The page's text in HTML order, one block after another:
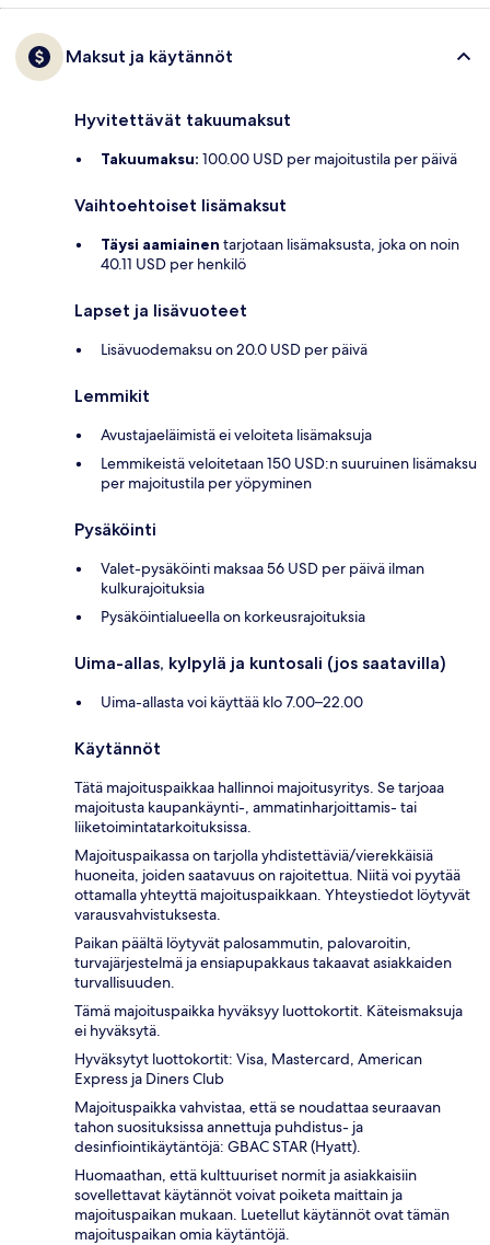
Maksut ja käytännöt
Hyvitettävät takuumaksut
Takuumaksu: 100.00 USD per majoitustila per päivä
Vaihtoehtoiset lisämaksut
Täysi aamiainen tarjotaan lisämaksusta, joka on noin
40.11 USD per henkilö
Lapset ja lisävuoteet
Lisävuodemaksu on 20.0 USD per päivä
Lemmikit
Avustajaeläimistä ei veloiteta lisämaksuja
Lemmikeistä veloitetaan 150 USD:n suuruinen lisämaksu
per majoitustila per yöpyminen
Pysäköinti
Valet-pysäköinti maksaa 56 USD per päivä ilman
kulkurajoituksia
Pysäköintialueella on korkeusrajoituksia
Uima-allas, kylpylä ja kuntosali (jos saatavilla)
Uima-allasta voi käyttää klo 7.00–22.00
Käytännöt
Tätä majoituspaikkaa hallinnoi majoitusyritys. Se tarjoaa
majoitusta kaupankäynti-, ammatinharjoittamis- tai
liiketoimintatarkoituksissa.
Majoituspaikassa on tarjolla yhdistettäviä/vierekkäisiä
huoneita, joiden saatavuus on rajoitettua. Niitä voi pyytää
ottamalla yhteyttä majoituspaikkaan. Yhteystiedot löytyvät
varausvahvistuksesta.
Paikan päältä löytyvät palosammutin, palovaroitin,
turvajärjestelmä ja ensiapupakkaus takaavat asiakkaiden
turvallisuuden.
Tämä majoituspaikka hyväksyy luottokortit. Käteismaksuja
ei hyväksytä.
Hyväksytyt luottokortit: Visa, Mastercard, American
Express ja Diners Club
Majoituspaikka vahvistaa, että se noudattaa seuraavan
tahon suosituksissa annettuja puhdistus- ja
desinfiointikäytäntöjä: GBAC STAR (Hyatt).
Huomaathan, että kulttuuriset normit ja asiakkaisiin
sovellettavat käytännöt voivat poiketa maittain ja
majoituspaikan mukaan. Luetellut käytännöt ovat tämän
majoituspaikan omia käytäntöjä.